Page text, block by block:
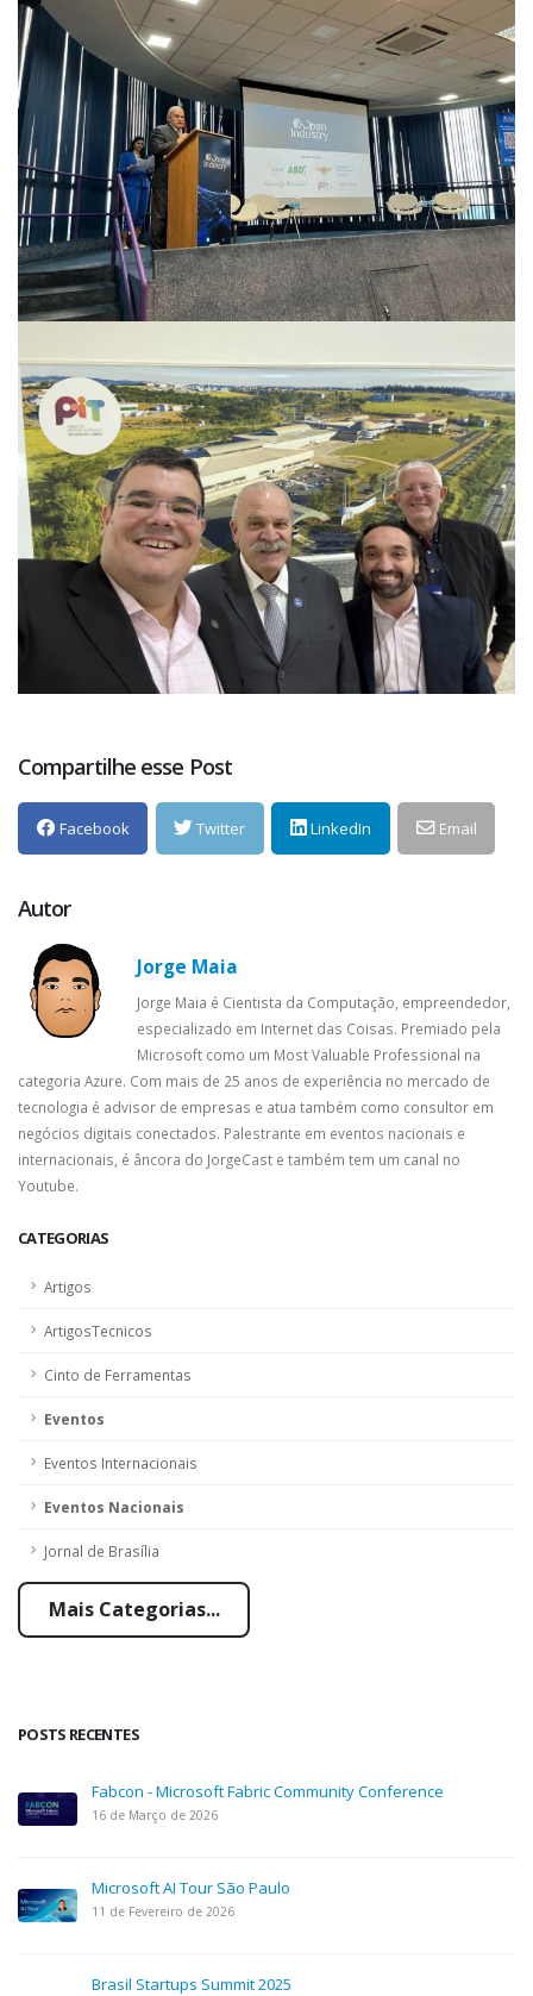
CATEGORIAS
Artigos
ArtigosTecnicos
Cinto de Ferramentas
Eventos
Eventos Internacionais
Eventos Nacionais
Jornal de Brasília
Mais Categorias...
POSTS RECENTES
Fabcon - Microsoft Fabric Community Conference
16 de Março de 2026
Microsoft AI Tour São Paulo
11 de Fevereiro de 2026
Brasil Startups Summit 2025
Compartilhe esse Post
Facebook Twitter LinkedIn Email
Autor
Jorge Maia
Jorge Maia é Cientista da Computação, empreendedor,
especializado em Internet das Coisas. Premiado pela
Microsoft como um Most Valuable Professional na
categoria Azure. Com mais de 25 anos de experiência no mercado de
tecnologia é advisor de empresas e atua também como consultor em
negócios digitais conectados. Palestrante em eventos nacionais e
internacionais, é âncora do JorgeCast e também tem um canal no
Youtube.